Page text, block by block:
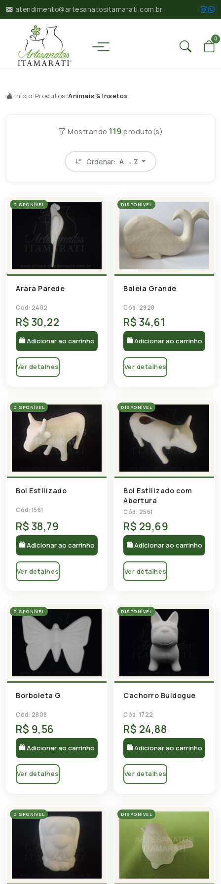
atendimento@artesanatositamarati.com.br
0
Início/Produtos/Animais & Insetos
Mostrando 119 produto(s)
Ordenar: A → Z
DISPONÍVEL
Arara Parede
Cód: 2482
R$ 30,22
🛍 Adicionar ao carrinho
Ver detalhes
DISPONÍVEL
Baleia Grande
Cód: 2928
R$ 34,61
🛍 Adicionar ao carrinho
Ver detalhes
DISPONÍVEL
Boi Estilizado
Cód: 1561
R$ 38,79
🛍 Adicionar ao carrinho
Ver detalhes
DISPONÍVEL
Boi Estilizado com
Abertura
Cód: 2561
R$ 29,69
🛍 Adicionar ao carrinho
Ver detalhes
DISPONÍVEL
Borboleta G
Cód: 2808
R$ 9,56
🛍 Adicionar ao carrinho
Ver detalhes
DISPONÍVEL
Cachorro Buldogue
Cód: 1722
R$ 24,88
🛍 Adicionar ao carrinho
Ver detalhes
DISPONÍVEL DISPONÍVEL